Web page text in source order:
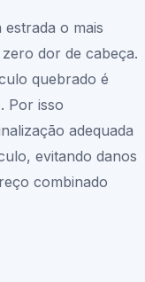
o mais
dor de cabeça.
quebrado é
Por isso
adequada
evitando danos
combinado